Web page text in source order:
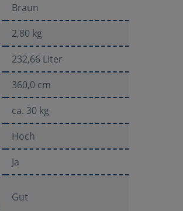
Braun
2,80 kg
232,66 Liter
360,0 cm
ca. 30 kg
Hoch
Ja
Gut